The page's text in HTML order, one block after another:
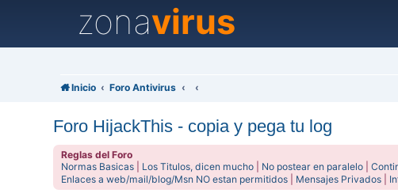
zonavirus
Inicio Foro Antivirus
Foro HijackThis - copia y pega tu log
Reglas del Foro
Normas Basicas
Los Titulos, dicen mucho No postear en paralelo |
Enlaces a web/mail/blog/Msn NO estan permitidos
Mensajes Privados